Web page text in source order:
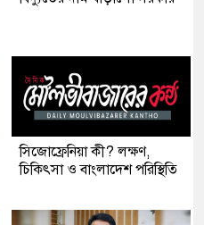
সিজোফ্রেনিয়া কী? লক্ষণ,
চিকিৎসা ও বাংলাদেশ পরিস্থিতি